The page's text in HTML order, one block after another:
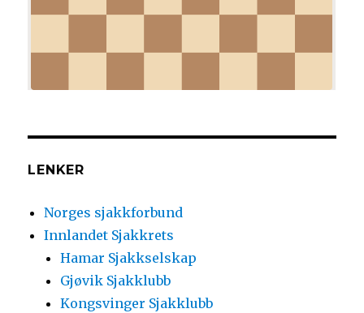
LENKER
Norges sjakkforbund
Innlandet Sjakkrets
Hamar Sjakkselskap
Gjøvik Sjakklubb
Kongsvinger Sjakklubb